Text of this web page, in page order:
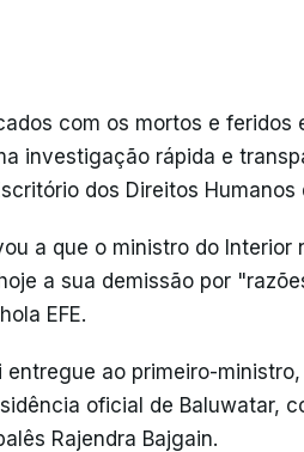
com os mortos e
investigação rápida e
dos Direitos Humanos
a que o ministro do Interior
a sua demissão por
EFE.
entregue ao primeiro-
oficial de Baluwatar,
Rajendra Bajgain.